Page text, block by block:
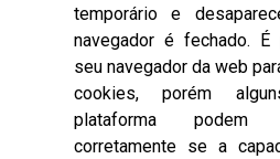
temporário e
navegador é fechado.
seu navegador da web
cookies, porém
plataforma podem
corretamente se a